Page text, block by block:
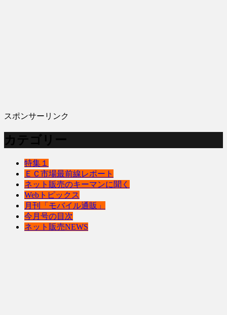
スポンサーリンク
カテゴリー
特集１
ＥＣ市場最前線レポート
ネット販売のキーマンに聞く
Webトピックス
月刊「モバイル通販」
今月号の目次
ネット販売NEWS